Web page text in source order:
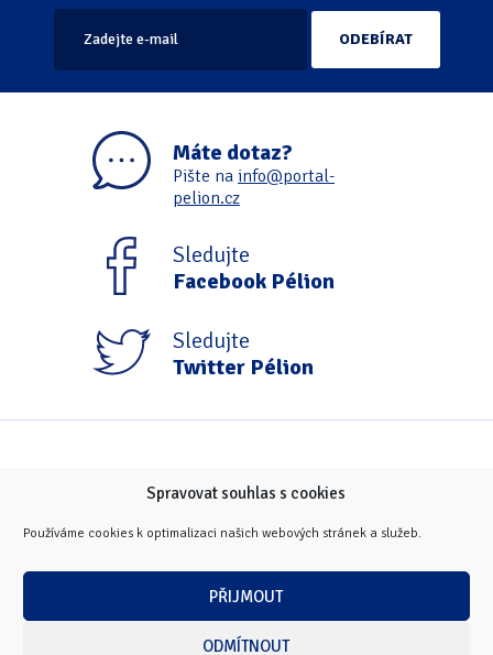
Spravovat souhlas s cookies
Používáme cookies k optimalizaci našich webových stránek a služeb.
PŘIJMOUT
ODMÍTNOUT
Máte dotaz?
Pište na info@portal-
pelion.cz
Sledujte
Facebook Pélion
Sledujte
Twitter Pélion